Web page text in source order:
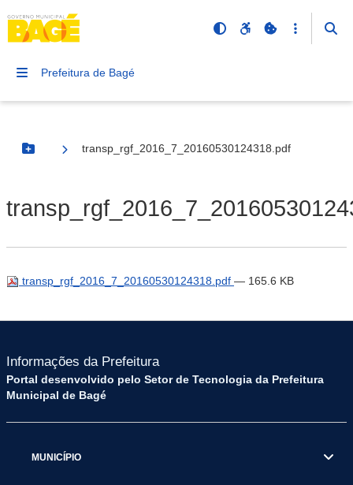
Prefeitura de Bagé
Botão Menu
transp_rgf_2016_7_20160530124318.pdf
transp_rgf_2016_7_20160530124318.pdf — 165.6 KB
Informações da Prefeitura
Portal desenvolvido pelo Setor de Tecnologia da Prefeitura
Municipal de Bagé
MUNICÍPIO